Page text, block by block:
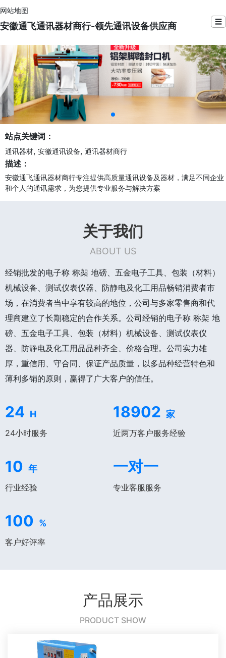
网站地图
安徽通飞通讯器材商行-领先通讯设备供应商 ☰
站点关键词：
通讯器材, 安徽通讯设备, 通讯器材商行
描述：
安徽通飞通讯器材商行专注提供高质量通讯设备及器材，满足不同企业
和个人的通讯需求，为您提供专业服务与解决方案
关于我们
ABOUT US
经销批发的电子称 称架 地磅、五金电子工具、包装（材料）
机械设备、测试仪表仪器、防静电及化工用品畅销消费者市
场，在消费者当中享有较高的地位，公司与多家零售商和代
理商建立了长期稳定的合作关系。公司经销的电子称 称架 地
磅、五金电子工具、包装（材料）机械设备、测试仪表仪
器、防静电及化工用品品种齐全、价格合理。公司实力雄
厚，重信用、守合同、保证产品质量，以多品种经营特色和
薄利多销的原则，赢得了广大客户的信任。
24 H
24小时服务
18902 家
近两万客户服务经验
10 年
行业经验
一对一
专业客服服务
100 %
客户好评率
产品展示
PRODUCT SHOW